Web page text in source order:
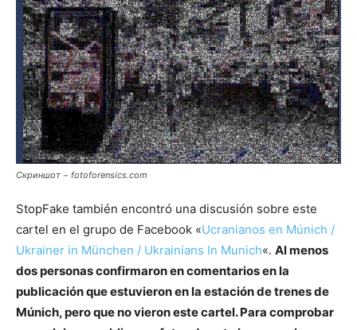
Скриншот − fotoforensics.com
StopFake también encontró una discusión sobre este
cartel en el grupo de Facebook «Ucranianos en Múnich /
Ukrainer in München / Ukrainians In Munich«. Al menos
dos personas confirmaron en comentarios en la
publicación que estuvieron en la estación de trenes de
Múnich, pero que no vieron este cartel. Para comprobar